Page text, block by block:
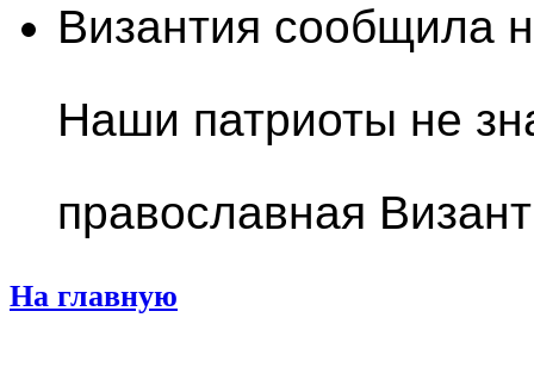
Византия сообщила
Наши патриоты не
православная
На главную